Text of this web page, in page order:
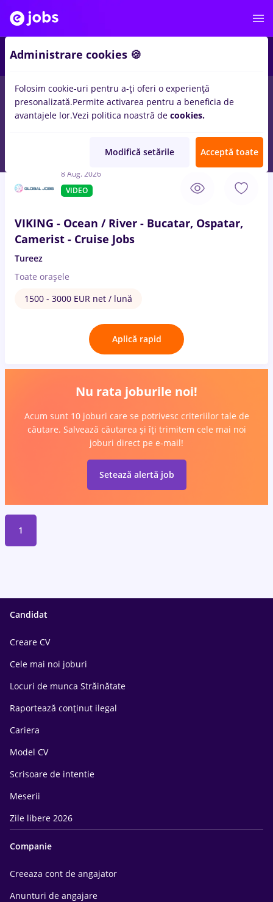
Remote (de acasă) București Cluj-Napoca
8 Aug. 2026
VIDEO
VIKING - Ocean / River - Bucatar, Ospatar,
Camerist - Cruise Jobs
Tureez
Toate oraşele
1500 - 3000 EUR net / lună
Aplică rapid
Nu rata joburile noi!
Acum sunt 10 joburi care se potrivesc criteriilor tale de
căutare. Salvează căutarea și îți trimitem cele mai noi
joburi direct pe e-mail!
Setează alertă job
1
Candidat
Creare CV
Cele mai noi joburi
Locuri de munca Străinătate
Raportează conținut ilegal
Cariera
Model CV
Scrisoare de intentie
Meserii
Zile libere 2026
Companie
Creeaza cont de angajator
Anunturi de angajare
Administrare cookies 🍪
Folosim cookie-uri pentru a-ți oferi o experiență
presonalizată.Permite activarea pentru a beneficia de
avantajele lor.Vezi politica noastră de cookies.
Modifică setările Acceptă toate